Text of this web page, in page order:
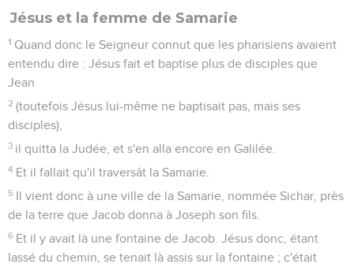
Jésus et la femme de Samarie
1 Quand donc le Seigneur connut que les pharisiens avaient
entendu dire : Jésus fait et baptise plus de disciples que
Jean
2 (toutefois Jésus lui-même ne baptisait pas, mais ses
disciples),
3 il quitta la Judée, et s'en alla encore en Galilée.
4 Et il fallait qu'il traversât la Samarie.
5 Il vient donc à une ville de la Samarie, nommée Sichar, près
de la terre que Jacob donna à Joseph son fils.
6 Et il y avait là une fontaine de Jacob. Jésus donc, étant
lassé du chemin, se tenait là assis sur la fontaine ; c'était